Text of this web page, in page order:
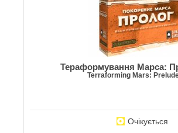
Тераформування Марса:
Terraforming Mars:
Очікується